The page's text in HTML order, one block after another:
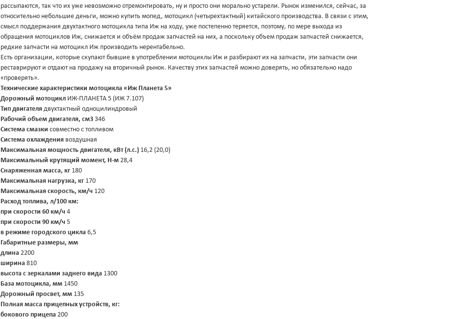
рассыпаются, так что их уже невозможно отремонтировать, ну и просто они морально устарели. Рынок изменился, сейчас, за
относительно небольшие деньги, можно купить мопед, мотоцикл (четырехтактный) китайского производства. В связи с этим,
смысл поддержания двухтактного мотоцикла типа Иж на ходу, уже постепенно теряется, поэтому, по мере выхода из
обращения мотоциклов Иж, снижается и объём продаж запчастей на них, а поскольку объем продаж запчастей снижается,
редкие запчасти на мотоцикл Иж производить нерентабельно.
Есть организации, которые скупают бывшие в употреблении мотоциклы Иж и разбирают их на запчасти, эти запчасти они
реставрируют и отдают на продажу на вторичный рынок. Качеству этих запчастей можно доверять, но обязательно надо
«проверять».
Технические характеристики мотоцикла «Иж Планета 5»
Дорожный мотоцикл ИЖ-ПЛАНЕТА 5 (ИЖ 7.107)
Тип двигателя двухтактный одноцилиндровый
Рабочий объем двигателя, см3 346
Система смазки совместно с топливом
Система охлаждения воздушная
Максимальная мощность двигателя, кВт (л.с.) 16,2 (20,0)
Максимальный крутящий момент, Н-м 28,4
Снаряженная масса, кг 180
Максимальная нагрузка, кг 170
Максимальная скорость, км/ч 120
Расход топлива, л/100 км:
при скорости 60 км/ч 4
при скорости 90 км/ч 5
в режиме городского цикла 6,5
Габаритные размеры, мм
длина 2200
ширина 810
высота с зеркалами заднего вида 1300
База мотоцикла, мм 1450
Дорожный просвет, мм 135
Полная масса прицепных устройств, кг:
бокового прицепа 200